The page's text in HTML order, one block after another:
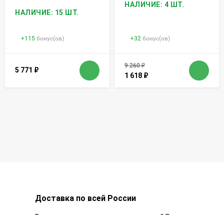
НАЛИЧИЕ: 15 ШТ.
+115 бонус(ов)
5 771 ₽
НАЛИЧИЕ: 4 ШТ.
+32 бонус(ов)
9 260₽
1 618 ₽
Доставка по всей России